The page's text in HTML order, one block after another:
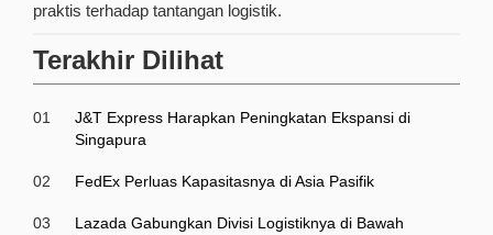
praktis terhadap tantangan logistik.
Terakhir Dilihat
01
J&T Express Harapkan Peningkatan Ekspansi di
Singapura
02 FedEx Perluas Kapasitasnya di Asia Pasifik
03
Lazada Gabungkan Divisi Logistiknya di Bawah